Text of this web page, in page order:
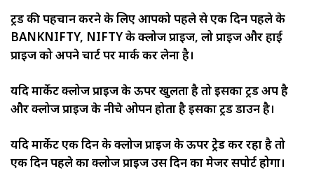
ट्रेंड की पहचान करने के लिए आपको पहले से एक दिन पहले के
BANKNIFTY, NIFTY के क्लोज प्राइज, लो प्राइज और हाई
प्राइज को अपने चार्ट पर मार्क कर लेना है।
यदि मार्केट क्लोज प्राइज के ऊपर खुलता है तो इसका ट्रेंड अप है
और क्लोज प्राइज के नीचे ओपन होता है इसका ट्रेंड डाउन है।
यदि मार्केट एक दिन के क्लोज प्राइज के ऊपर ट्रेड कर रहा है तो
एक दिन पहले का क्लोज प्राइज उस दिन का मेजर सपोर्ट होगा।